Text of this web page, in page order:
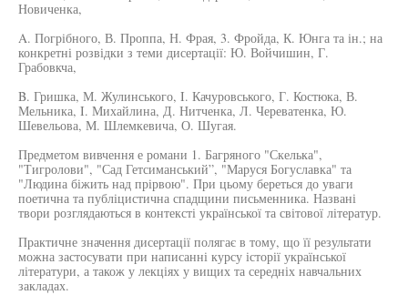
Новиченка,
A. Погрібного, В. Проппа, Н. Фрая, 3. Фройда, К. Юнга та ін.; на
конкретні розвідки з теми дисертації: Ю. Войчишин, Г.
Грабовкча,
B. Гришка, М. Жулинського, I. Качуровського, Г. Костюка, В.
Мельника, I. Михайлина, Д. Нитченка, Л. Череватенка, Ю.
Шевельова, М. Шлемкевича, О. Шугая.
Предметом вивчення е романи 1. Багряного "Скелька",
"Тигролови", "Сад Гетсиманський”, "Маруся Богуславка" та
"Людина біжить над прірвою". При цьому береться до уваги
поетична та публіцистична спадщини письменника. Названі
твори розглядаються в контексті української та світової літератур.
Практичне значення дисертації полягає в тому, що її результати
можна застосувати при написанні курсу історії української
літератури, а також у лекціях у вищих та середніх навчальних
закладах.